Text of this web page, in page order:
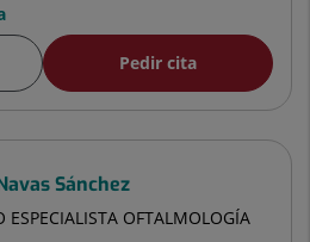
Pedir cita
Sánchez
ESPECIALISTA OFTALMOLOGÍA